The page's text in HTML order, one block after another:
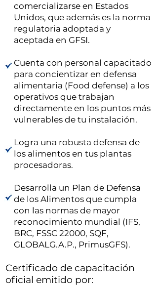
comercializarse en Estados
Unidos, que además es la norma
regulatoria adoptada y
aceptada en GFSI.
Cuenta con personal capacitado
para concientizar en defensa
alimentaria (Food defense) a los
operativos que trabajan
directamente en los puntos más
vulnerables de tu instalación.
Logra una robusta defensa de
los alimentos en tus plantas
procesadoras.
Desarrolla un Plan de Defensa
de los Alimentos que cumpla
con las normas de mayor
reconocimiento mundial (IFS,
BRC, FSSC 22000, SQF,
GLOBALG.A.P., PrimusGFS).
Certificado de capacitación
oficial emitido por: